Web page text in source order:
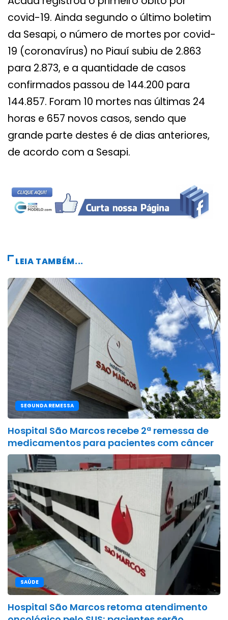
covid-19. Ainda segundo o último boletim
da Sesapi, o número de mortes por covid-
19 (coronavírus) no Piauí subiu de 2.863
para 2.873, e a quantidade de casos
confirmados passou de 144.200 para
144.857. Foram 10 mortes nas últimas 24
horas e 657 novos casos, sendo que
grande parte destes é de dias anteriores,
de acordo com a Sesapi.
LEIA TAMBÉM...
SEGUNDA REMESSA
Hospital São Marcos recebe 2ª remessa de
medicamentos para pacientes com câncer
SAÚDE
Hospital São Marcos retoma atendimento